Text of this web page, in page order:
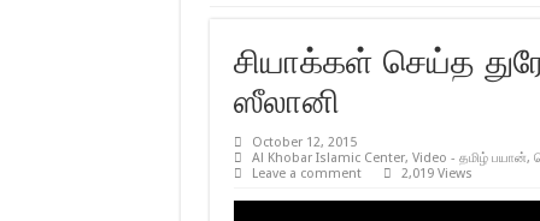
சியாக்கள் செய்த
ஸீலானி
October 12, 2015
Al Khobar Islamic Center, Video - தமிழ் பயான்,
Leave a comment
2,019 Views